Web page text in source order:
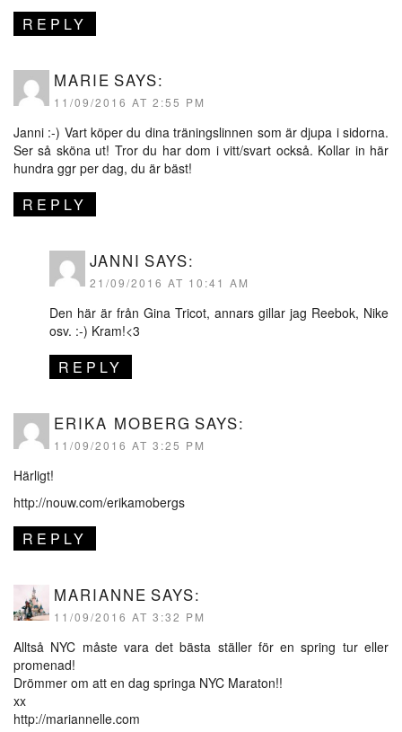
REPLY
MARIE SAYS:
11/09/2016 AT 2:55 PM
Janni :-) Vart köper du dina träningslinnen som är djupa i sidorna.
Ser så sköna ut! Tror du har dom i vitt/svart också. Kollar in här
hundra ggr per dag, du är bäst!
REPLY
JANNI SAYS:
21/09/2016 AT 10:41 AM
Den här är från Gina Tricot, annars gillar jag Reebok, Nike
osv. :-) Kram!<3
REPLY
ERIKA MOBERG SAYS:
11/09/2016 AT 3:25 PM
Härligt!
http://nouw.com/erikamobergs
REPLY
MARIANNE SAYS:
11/09/2016 AT 3:32 PM
Alltså NYC måste vara det bästa ställer för en spring tur eller
promenad!
Drömmer om att en dag springa NYC Maraton!!
xx
http://mariannelle.com